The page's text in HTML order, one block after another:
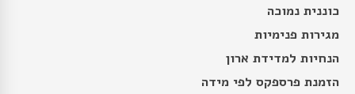
כוננית נמוכה
מגירות פנימיות
הנחיות למדידת ארון
הזמנת פרספקס לפי מידה